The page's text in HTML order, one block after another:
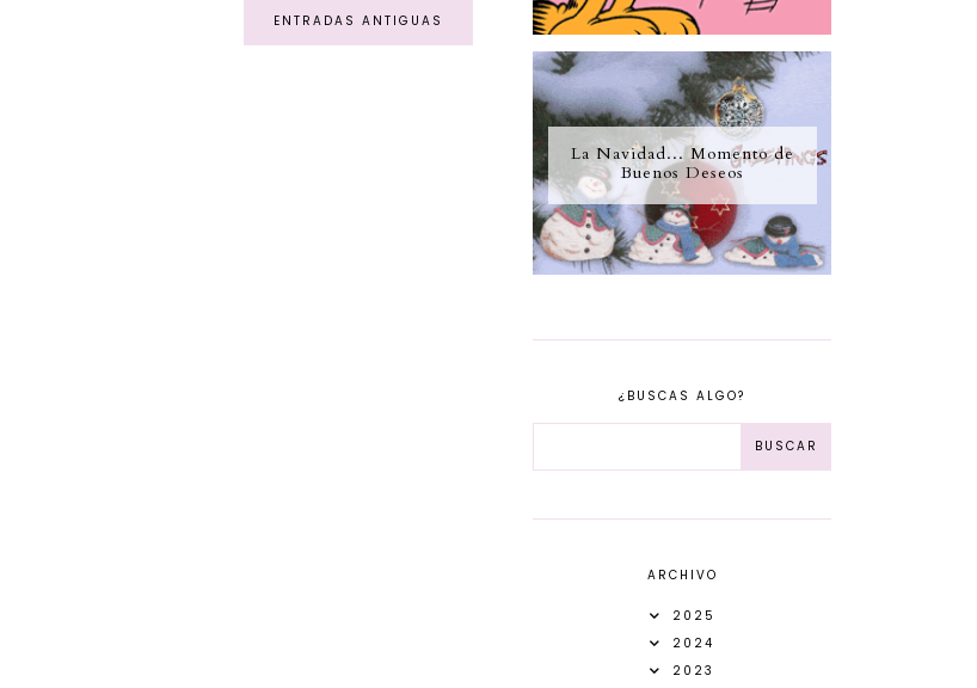
ENTRADAS ANTIGUAS
La Navidad... Momento de
Buenos Deseos
¿BUSCAS ALGO?
ARCHIVO
2025
2024
2023